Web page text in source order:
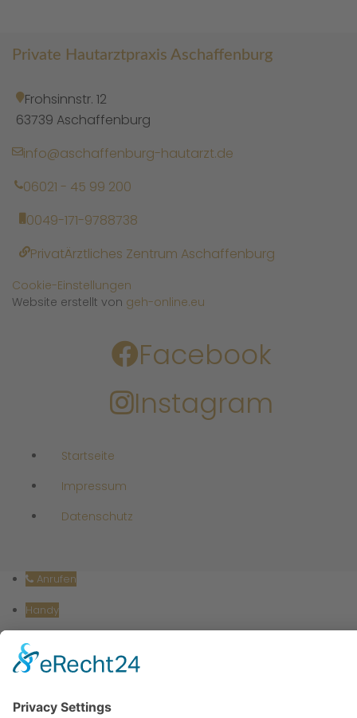
Private Hautarztpraxis Aschaffenburg
Frohsinnstr. 12
63739 Aschaffenburg
info@aschaffenburg-hautarzt.de
06021 - 45 99 200
0049-171-9788738
PrivatÄrztliches Zentrum Aschaffenburg
Cookie-Einstellungen
Website erstellt von geh-online.eu
Facebook
Instagram
Startseite
Impressum
Datenschutz
Anrufen
Handy